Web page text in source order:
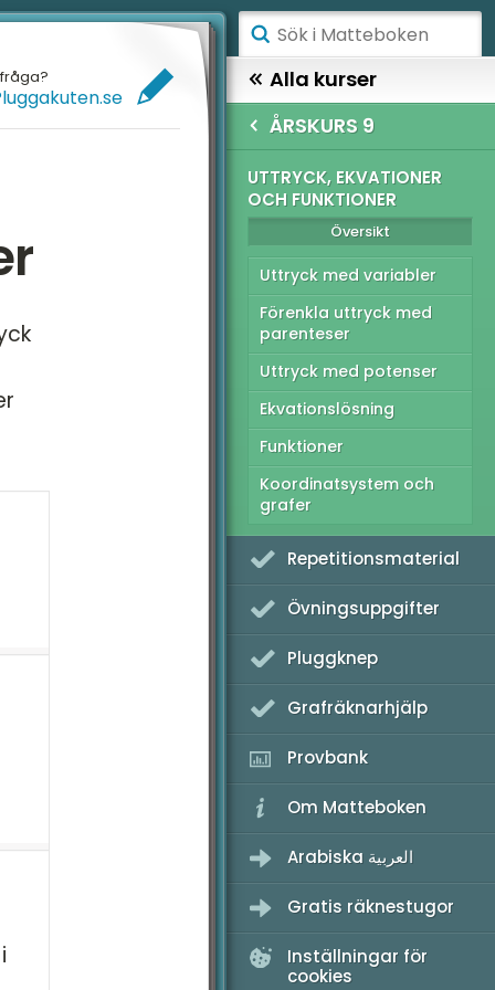
Alla kurser
HÖGSTADIET
tal
ÅRSKURS 9
UTTRYCK, EKVATIONER
OCH FUNKTIONER
Översikt
Uttryck med variabler
Förenkla uttryck med
parenteser
Uttryck med potenser
Ekvationslösning
Funktioner
Koordinatsystem och
grafer
Repetitionsmaterial
Övningsuppgifter
Pluggknep
Grafräknarhjälp
Provbank
Om Matteboken
Arabiska العربية
Gratis räknestugor
Inställningar för
cookies
MED MATTE